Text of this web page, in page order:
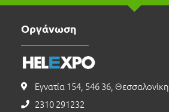
Οργάνωση
Εγνατία 154, 546 36, Θεσσαλονίκη
2310 291232